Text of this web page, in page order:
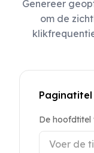
Genereer
om de
Paginatitel
De hoofdtitel